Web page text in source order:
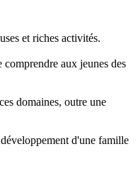
et riches activités.
aux jeunes des
domaines, outre une
d'une famille